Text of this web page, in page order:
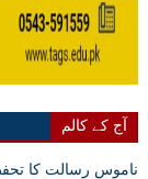
آج کے کالم
ناموس رسالت کا